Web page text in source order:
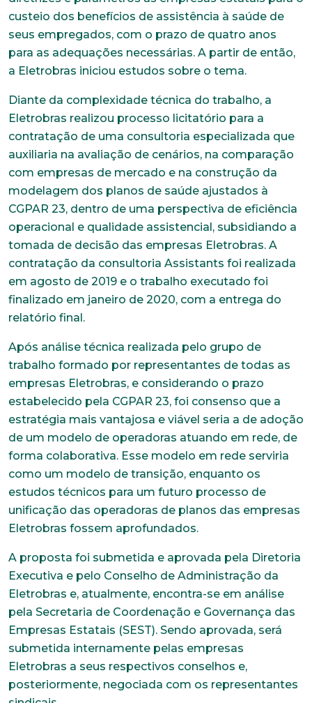
custeio dos benefícios de assistência à saúde de
seus empregados, com o prazo de quatro anos
para as adequações necessárias. A partir de então,
a Eletrobras iniciou estudos sobre o tema.
Diante da complexidade técnica do trabalho, a
Eletrobras realizou processo licitatório para a
contratação de uma consultoria especializada que
auxiliaria na avaliação de cenários, na comparação
com empresas de mercado e na construção da
modelagem dos planos de saúde ajustados à
CGPAR 23, dentro de uma perspectiva de eficiência
operacional e qualidade assistencial, subsidiando a
tomada de decisão das empresas Eletrobras. A
contratação da consultoria Assistants foi realizada
em agosto de 2019 e o trabalho executado foi
finalizado em janeiro de 2020, com a entrega do
relatório final.
Após análise técnica realizada pelo grupo de
trabalho formado por representantes de todas as
empresas Eletrobras, e considerando o prazo
estabelecido pela CGPAR 23, foi consenso que a
estratégia mais vantajosa e viável seria a de adoção
de um modelo de operadoras atuando em rede, de
forma colaborativa. Esse modelo em rede serviria
como um modelo de transição, enquanto os
estudos técnicos para um futuro processo de
unificação das operadoras de planos das empresas
Eletrobras fossem aprofundados.
A proposta foi submetida e aprovada pela Diretoria
Executiva e pelo Conselho de Administração da
Eletrobras e, atualmente, encontra-se em análise
pela Secretaria de Coordenação e Governança das
Empresas Estatais (SEST). Sendo aprovada, será
submetida internamente pelas empresas
Eletrobras a seus respectivos conselhos e,
posteriormente, negociada com os representantes